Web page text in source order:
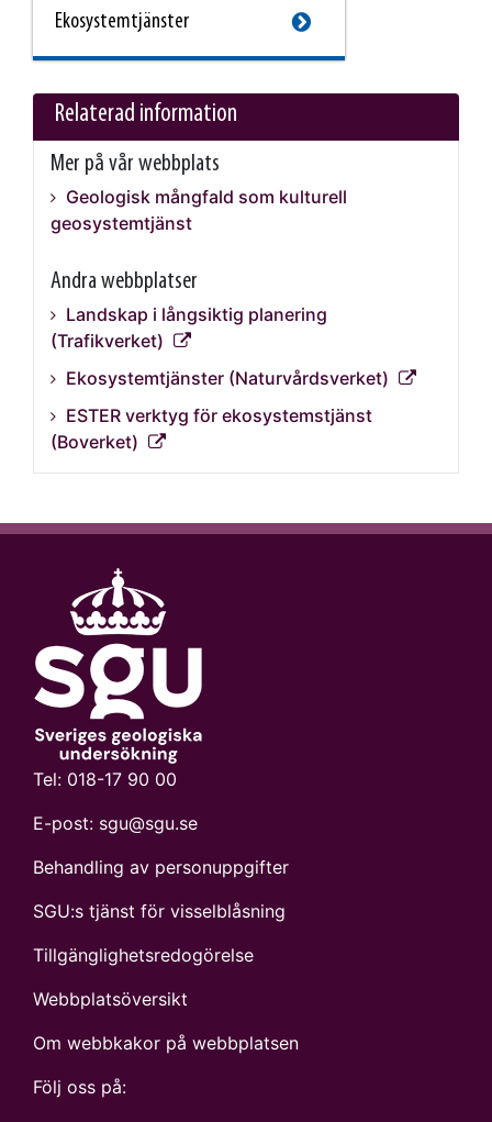
Eko­system­tjänster
Relaterad information
Mer på vår webbplats
Geologisk mångfald som kulturell
geosystemtjänst
Andra webbplatser
Landskap i långsiktig planering
(Trafikverket)
Ekosystemtjänster (Naturvårdsverket)
ESTER verktyg för ekosystemstjänst
(Boverket)
Tel: 018-17 90 00
E-post: sgu@sgu.se
Behandling av personuppgifter
SGU:s tjänst för visselblåsning
Tillgänglighetsredogörelse
Webbplatsöversikt
Om webbkakor på webbplatsen
Följ oss på: